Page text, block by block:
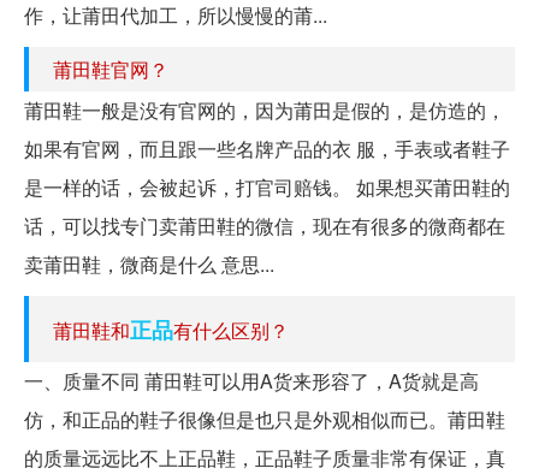
作，让莆田代加工，所以慢慢的莆...
莆田鞋官网？
莆田鞋一般是没有官网的，因为莆田是假的，是仿造的，
如果有官网，而且跟一些名牌产品的衣 服，手表或者鞋子
是一样的话，会被起诉，打官司赔钱。 如果想买莆田鞋的
话，可以找专门卖莆田鞋的微信，现在有很多的微商都在
卖莆田鞋，微商是什么 意思...
莆田鞋和正品有什么区别？
一、质量不同 莆田鞋可以用A货来形容了，A货就是高
仿，和正品的鞋子很像但是也只是外观相似而已。莆田鞋
的质量远远比不上正品鞋，正品鞋子质量非常有保证，真